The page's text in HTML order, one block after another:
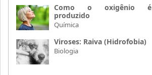
Como o oxigênio é
produzido
Química
Viroses: Raiva (Hidrofobia)
Biologia